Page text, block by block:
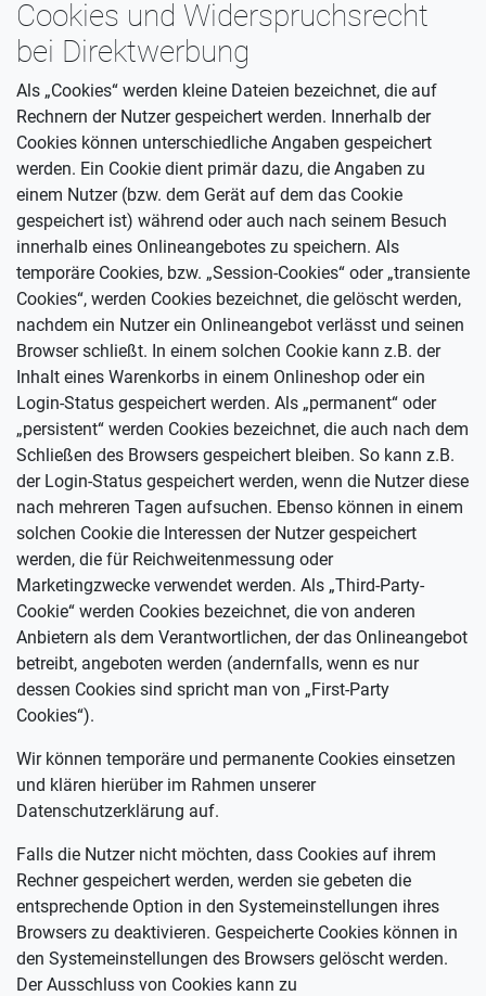
Cookies und Widerspruchsrecht
bei Direktwerbung
Als „Cookies“ werden kleine Dateien bezeichnet, die auf
Rechnern der Nutzer gespeichert werden. Innerhalb der
Cookies können unterschiedliche Angaben gespeichert
werden. Ein Cookie dient primär dazu, die Angaben zu
einem Nutzer (bzw. dem Gerät auf dem das Cookie
gespeichert ist) während oder auch nach seinem Besuch
innerhalb eines Onlineangebotes zu speichern. Als
temporäre Cookies, bzw. „Session-Cookies“ oder „transiente
Cookies“, werden Cookies bezeichnet, die gelöscht werden,
nachdem ein Nutzer ein Onlineangebot verlässt und seinen
Browser schließt. In einem solchen Cookie kann z.B. der
Inhalt eines Warenkorbs in einem Onlineshop oder ein
Login-Status gespeichert werden. Als „permanent“ oder
„persistent“ werden Cookies bezeichnet, die auch nach dem
Schließen des Browsers gespeichert bleiben. So kann z.B.
der Login-Status gespeichert werden, wenn die Nutzer diese
nach mehreren Tagen aufsuchen. Ebenso können in einem
solchen Cookie die Interessen der Nutzer gespeichert
werden, die für Reichweitenmessung oder
Marketingzwecke verwendet werden. Als „Third-Party-
Cookie“ werden Cookies bezeichnet, die von anderen
Anbietern als dem Verantwortlichen, der das Onlineangebot
betreibt, angeboten werden (andernfalls, wenn es nur
dessen Cookies sind spricht man von „First-Party
Cookies“).
Wir können temporäre und permanente Cookies einsetzen
und klären hierüber im Rahmen unserer
Datenschutzerklärung auf.
Falls die Nutzer nicht möchten, dass Cookies auf ihrem
Rechner gespeichert werden, werden sie gebeten die
entsprechende Option in den Systemeinstellungen ihres
Browsers zu deaktivieren. Gespeicherte Cookies können in
den Systemeinstellungen des Browsers gelöscht werden.
Der Ausschluss von Cookies kann zu